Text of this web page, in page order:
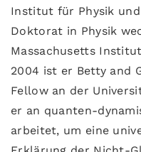
Institut für Physik und
Doktorat in Physik
Massachusetts
2004 ist er Betty and
Fellow an der
er an quanten-
arbeitet, um eine